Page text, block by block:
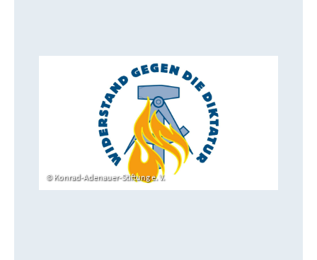
Konrad-Adenauer-Stiftung e. V.